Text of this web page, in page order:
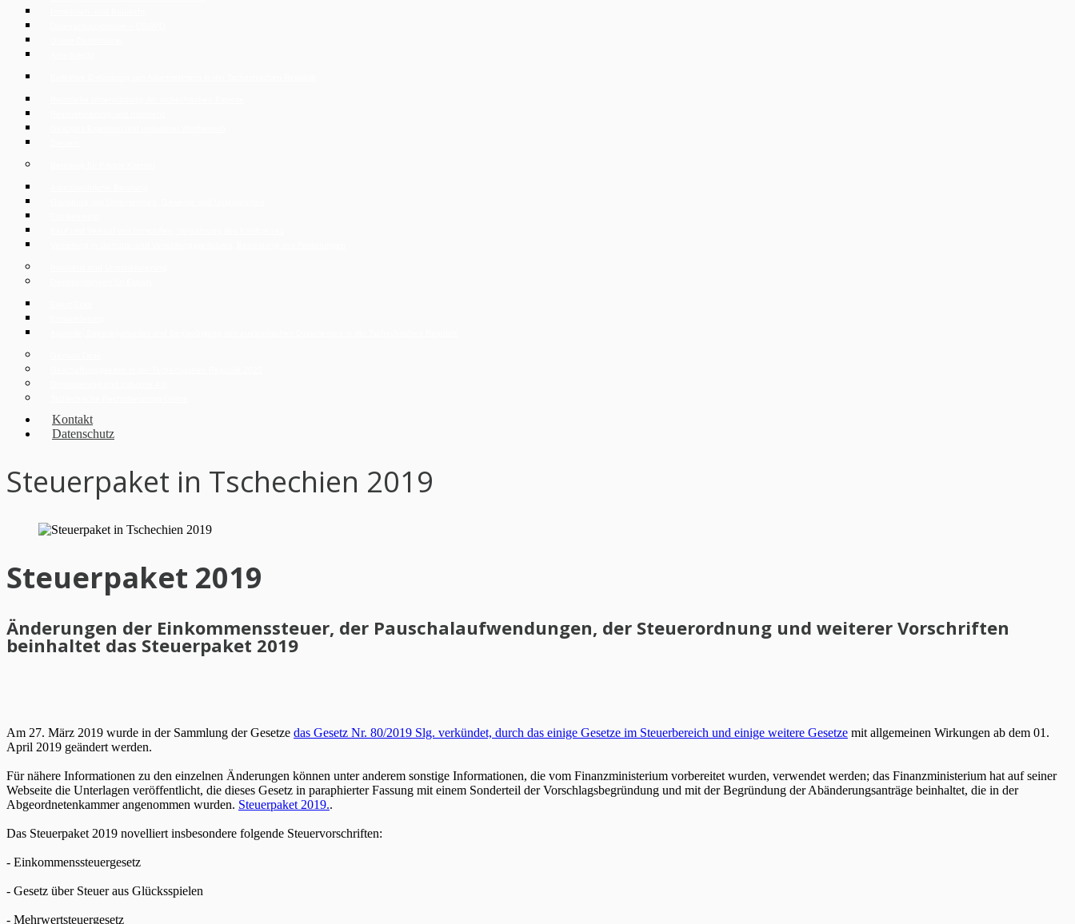
Kontakt
Datenschutz
Steuerpaket in Tschechien 2019
Steuerpaket 2019
Änderungen der Einkommenssteuer, der Pauschalaufwendungen, der Steuerordnung und weiterer Vorschriften
beinhaltet das Steuerpaket 2019
Am 27. März 2019 wurde in der Sammlung der Gesetze das Gesetz Nr. 80/2019 Slg. verkündet, durch das einige Gesetze im Steuerbereich und einige weitere Gesetze mit allgemeinen Wirkungen ab dem 01.
April 2019 geändert werden.
Für nähere Informationen zu den einzelnen Änderungen können unter anderem sonstige Informationen, die vom Finanzministerium vorbereitet wurden, verwendet werden; das Finanzministerium hat auf seiner
Webseite die Unterlagen veröffentlicht, die dieses Gesetz in paraphierter Fassung mit einem Sonderteil der Vorschlagsbegründung und mit der Begründung der Abänderungsanträge beinhaltet, die in der
Abgeordnetenkammer angenommen wurden. Steuerpaket 2019..
Das Steuerpaket 2019 novelliert insbesondere folgende Steuervorschriften:
- Einkommenssteuergesetz
- Gesetz über Steuer aus Glücksspielen
- Mehrwertsteuergesetz